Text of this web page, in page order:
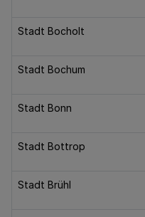
Stadt Bocholt
Stadt Bochum
Stadt Bonn
Stadt Bottrop
Stadt Brühl